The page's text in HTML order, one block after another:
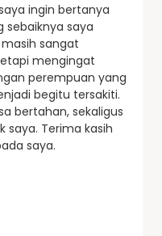
ingin bertanya
sebaiknya saya
sangat
mengingat
perempuan yang
begitu tersakiti.
bertahan, sekaligus
Terima kasih
saya.